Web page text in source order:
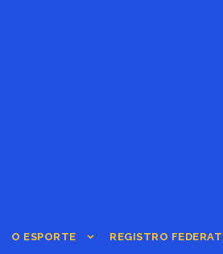
O ESPORTE REGISTRO